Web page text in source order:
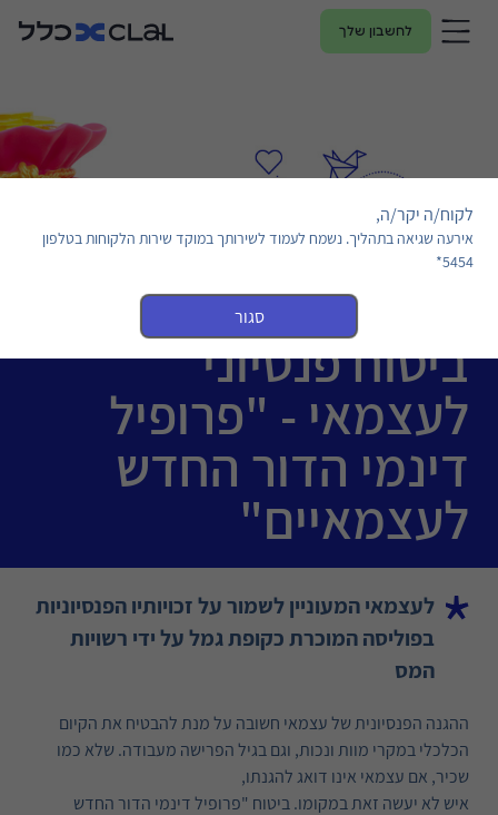
לחשבון שלך
ביטוח פנסיוני
לעצמאי - "פרופיל
דינמי הדור החדש
לעצמאיים"
לעצמאי המעוניין לשמור על זכויותיו הפנסיוניות
בפוליסה המוכרת כקופת גמל על ידי רשויות
המס
ההגנה הפנסיונית של עצמאי חשובה על מנת להבטיח את הקיום
הכלכלי במקרי מוות ונכות, וגם בגיל הפרישה מעבודה. שלא כמו
שכיר, אם עצמאי אינו דואג להגנתו,
איש לא יעשה זאת במקומו. ביטוח "פרופיל דינמי הדור החדש
לקוח/ה יקר/ה,
אירעה שגיאה בתהליך. נשמח לעמוד לשירותך במוקד שירות הלקוחות בטלפון
5454*
סגור